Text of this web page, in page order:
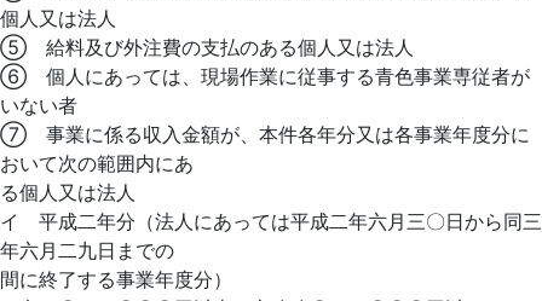
個人又は法人
⑤ 給料及び外注費の支払のある個人又は法人
⑥ 個人にあっては、現場作業に従事する青色事業専従者が
いない者
⑦ 事業に係る収入金額が、本件各年分又は各事業年度分に
おいて次の範囲内にあ
る個人又は法人
イ 平成二年分（法人にあっては平成二年六月三〇日から同三
年六月二九日までの
間に終了する事業年度分）